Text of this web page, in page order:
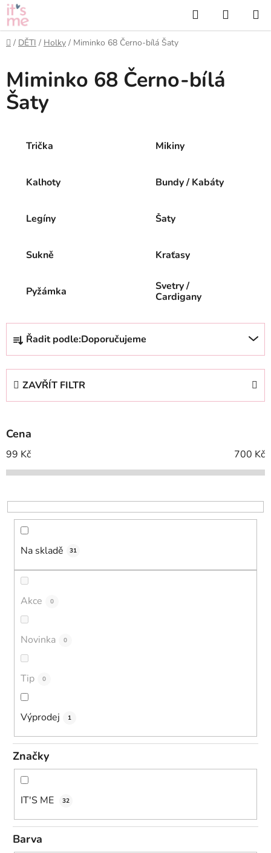
Přejít
na
obsah
Hledat
KOŠÍK
Domů
/ DĚTI / Holky / Miminko 68 Černo-bílá Šaty
Miminko 68 Černo-bílá
Šaty
Trička Mikiny
Kalhoty Bundy / Kabáty
Legíny Šaty
Sukně Kraťasy
Pyžámka
Svetry /
Cardigany
Ř
z
p
r
o
d
k
t
Řadit podle:Doporučujeme
ZAVŘÍT FILTR
Cena
99 Kč 700 Kč
Na skladě 31
Akce 0
Novinka 0
Tip 0
Výprodej 1
Značky
IT'S ME 32
Barva